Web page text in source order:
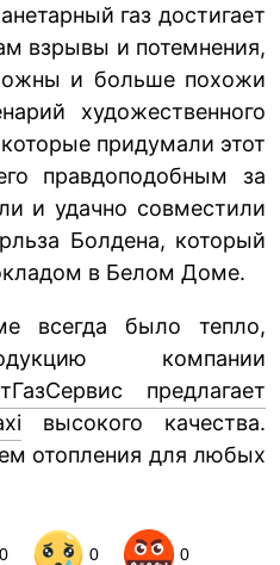
газ достигает
взрывы и потемнения,
и больше похожи
художественного
придумали этот
правдоподобным за
и удачно совместили
Болдена, который
в Белом Доме.
всегда было тепло,
компании
предлагает
высокого качества.
отопления для любых
0 0 0